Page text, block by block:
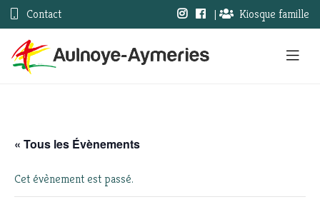
Contact | Kiosque famille
« Tous les Évènements
Cet évènement est passé.